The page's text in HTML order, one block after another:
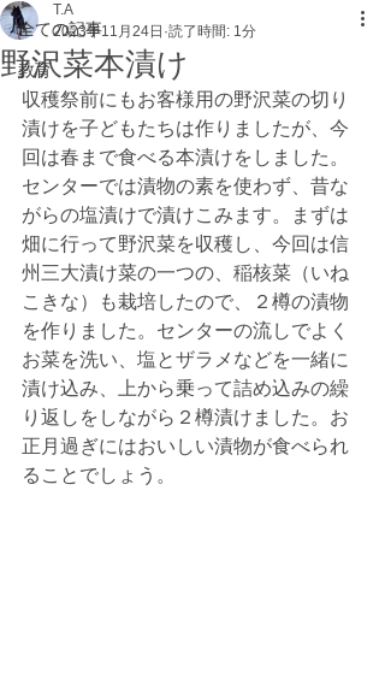
全ての記事
教育
野沢菜本漬け
T.A
2023年11月24日 読了時間: 1分
収穫祭前にもお客様用の野沢菜の切り
漬けを子どもたちは作りましたが、今
回は春まで食べる本漬けをしました。
センターでは漬物の素を使わず、昔な
がらの塩漬けで漬けこみます。まずは
畑に行って野沢菜を収穫し、今回は信
州三大漬け菜の一つの、稲核菜（いね
こきな）も栽培したので、２樽の漬物
を作りました。センターの流しでよく
お菜を洗い、塩とザラメなどを一緒に
漬け込み、上から乗って詰め込みの繰
り返しをしながら２樽漬けました。お
正月過ぎにはおいしい漬物が食べられ
ることでしょう。